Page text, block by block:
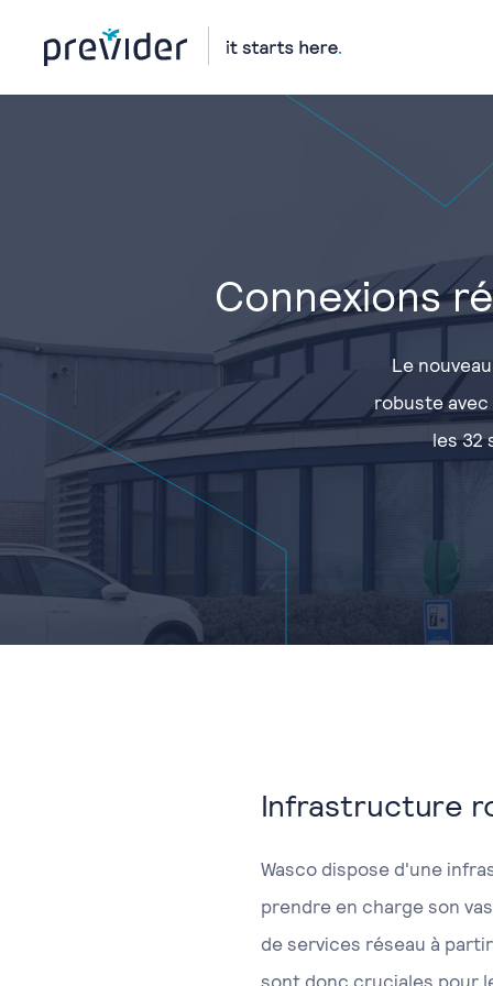
Connexions
Le
robuste
les 32
Infrastructure
Wasco dispose d'une
prendre en charge son
de services réseau à